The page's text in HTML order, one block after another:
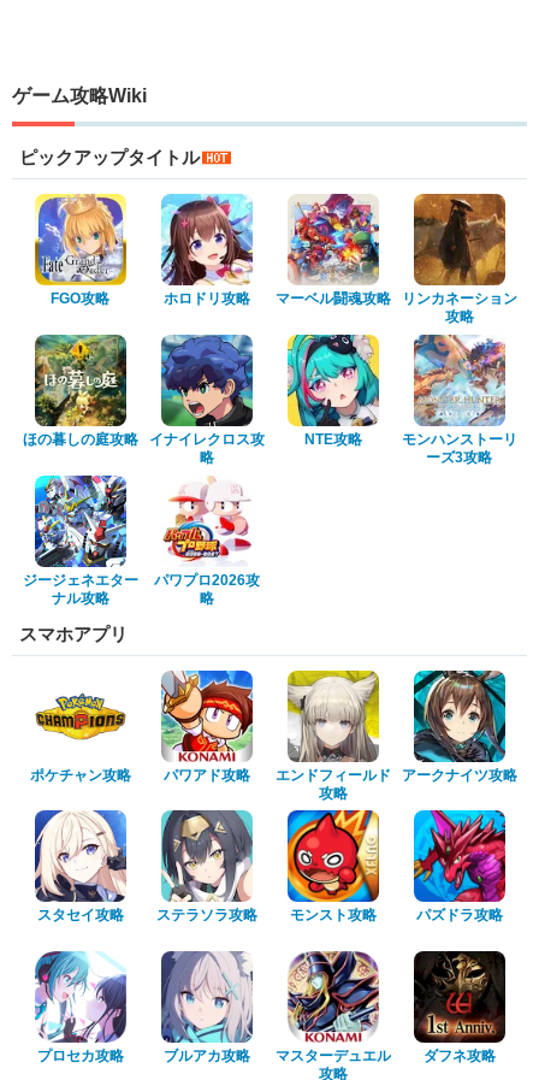
ゲーム攻略Wiki
ピックアップタイトル
FGO攻略 ホロドリ攻略 マーベル闘魂攻略
リンカネーション
攻略
ほの暮しの庭攻略
イナイレクロス攻
略
NTE攻略
モンハンストーリ
ーズ3攻略
ジージェネエター
ナル攻略
パワプロ2026攻
略
スマホアプリ
ポケチャン攻略 パワアド攻略
エンドフィールド
攻略
アークナイツ攻略
スタセイ攻略 ステラソラ攻略 モンスト攻略 パズドラ攻略
プロセカ攻略 ブルアカ攻略
マスターデュエル
攻略
ダフネ攻略